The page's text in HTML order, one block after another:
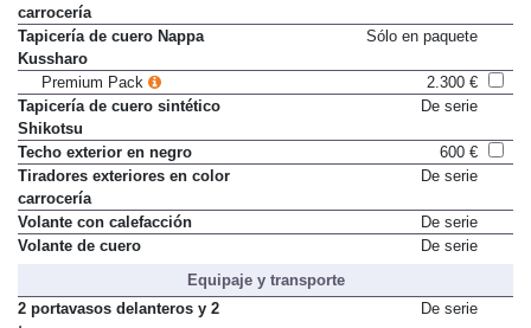
carrocería
Tapicería de cuero Nappa
Kussharo
Sólo en paquete
Premium Pack
2.300 €
Tapicería de cuero sintético
Shikotsu
De serie
Techo exterior en negro
600 €
Tiradores exteriores en color
carrocería
De serie
Volante con calefacción
De serie
Volante de cuero
De serie
Equipaje y transporte
2 portavasos delanteros y 2
De serie